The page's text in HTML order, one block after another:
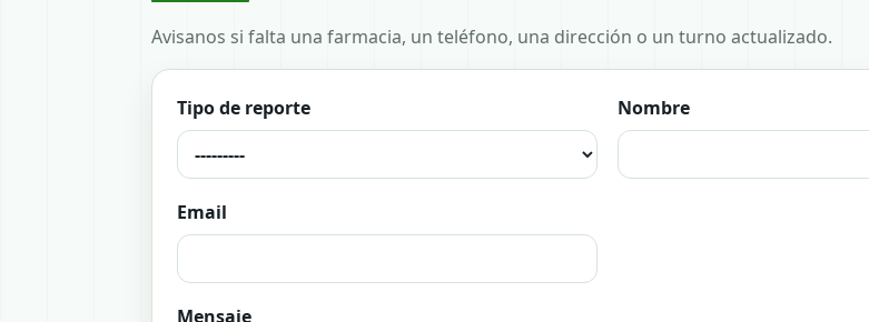
Avisanos si falta una farmacia, un teléfono, una dirección o un turno actualizado.
Tipo de reporte Nombre
Email
Mensaje